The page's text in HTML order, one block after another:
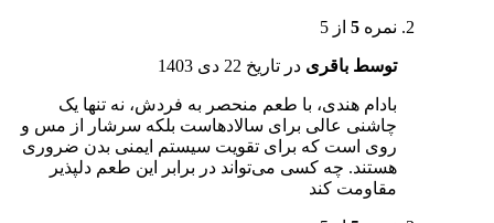
نمره 5 از 5
توسط باقری در تاریخ 22 دی 1403
بادام هندی، با طعم منحصر به فردش، نه تنها یک
چاشنی عالی برای سالادهاست بلکه سرشار از مس و
روی است که برای تقویت سیستم ایمنی بدن ضروری
هستند. چه کسی می‌تواند در برابر این طعم دلپذیر
مقاومت کند